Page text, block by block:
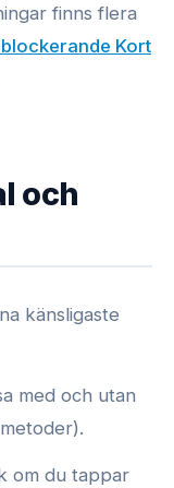
finns flera
blockerande Kort
och
känsligaste
med och utan
om du tappar